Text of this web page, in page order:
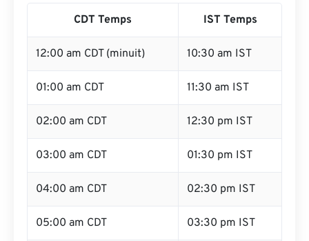
CDT Temps IST Temps
12:00 am CDT (minuit) 10:30 am IST
01:00 am CDT 11:30 am IST
02:00 am CDT 12:30 pm IST
03:00 am CDT 01:30 pm IST
04:00 am CDT 02:30 pm IST
05:00 am CDT 03:30 pm IST